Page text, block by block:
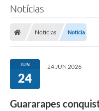
Notícias
Notícias Notícia
JUN
24
24 JUN 2026
Guararapes